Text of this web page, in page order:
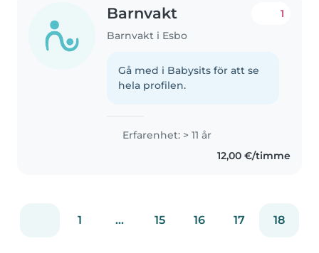
Barnvakt
Barnvakt i Esbo
1
Gå med i Babysits för att se
hela profilen.
Erfarenhet: > 11 år
12,00 €/timme
1 ... 15 16 17 18